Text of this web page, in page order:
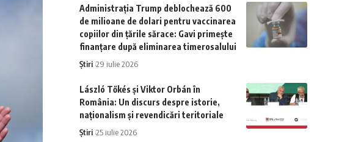
Administrația Trump deblochează 600
de milioane de dolari pentru vaccinarea
copiilor din țările sărace: Gavi primește
finanțare după eliminarea timerosalului
Știri 29 iulie 2026
László Tőkés și Viktor Orbán în
România: Un discurs despre istorie,
naționalism și revendicări teritoriale
Știri 25 iulie 2026